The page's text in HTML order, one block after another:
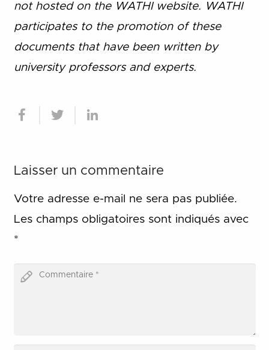
not hosted on the WATHI website. WATHI
participates to the promotion of these
documents that have been written by
university professors and experts.
Laisser un commentaire
Votre adresse e-mail ne sera pas publiée.
Les champs obligatoires sont indiqués avec
*